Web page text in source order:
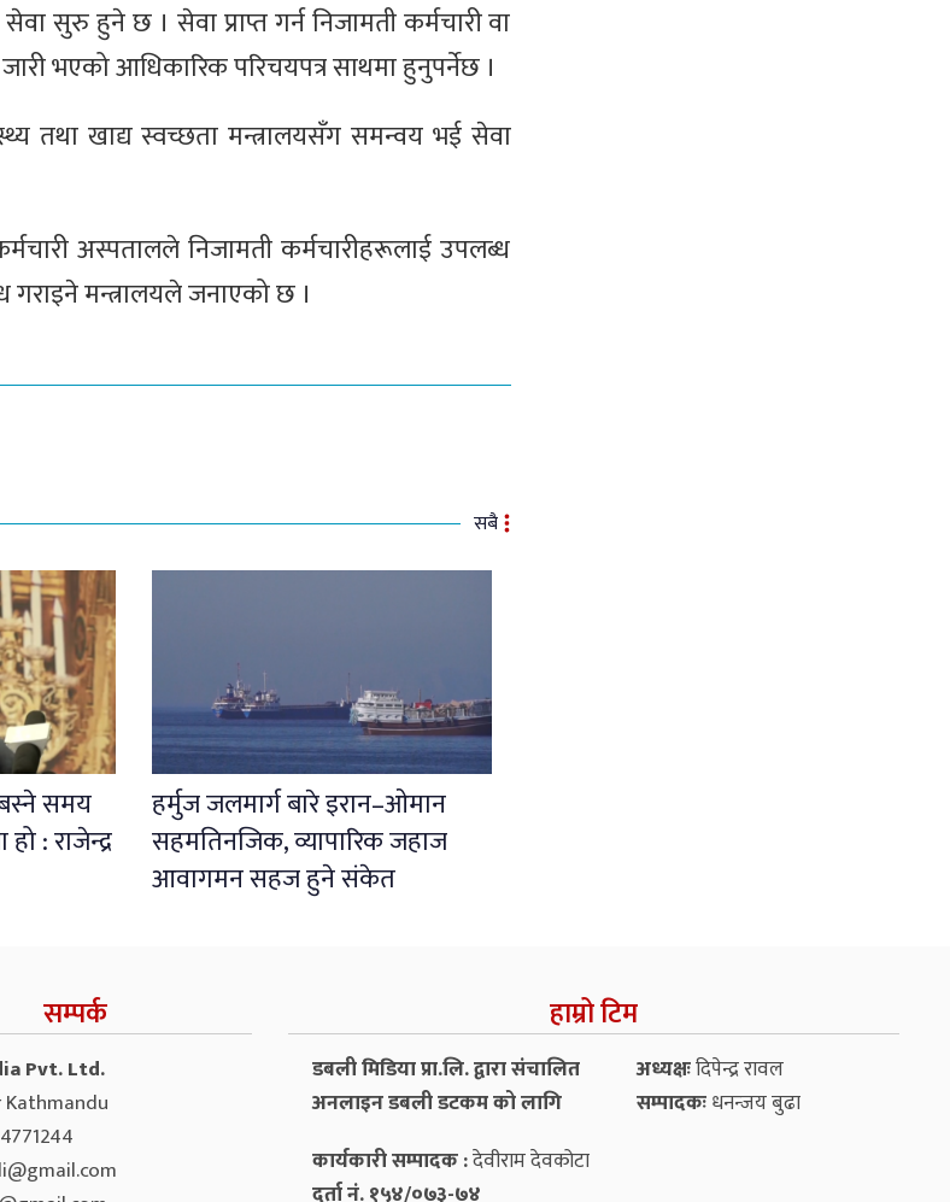
सुरु हुने छ । सेवा प्राप्त गर्न निजामती कर्मचारी वा
भएको आधिकारिक परिचयपत्र साथमा हुनुपर्नेछ ।
तथा खाद्य स्वच्छता मन्त्रालयसँग समन्वय भई सेवा
अस्पतालले निजामती कर्मचारीहरूलाई उपलब्ध
मन्त्रालयले जनाएको छ ।
सबै
समय
: राजेन्द्र
हर्मुज जलमार्ग बारे इरान–ओमान
सहमतिनजिक, व्यापारिक जहाज
आवागमन सहज हुने संकेत
सम्पर्क
Pvt. Ltd.
हाम्रो टिम
डबली मिडिया प्रा.लि. द्वारा संचालित
अनलाइन डबली डटकम को लागि
अध्यक्षःदिपेन्द्र रावल
सम्पादकःधनन्‍जय बुढा
कार्यकारी सम्पादक :देवीराम देवकोटा
दर्ता नं. १५४/०७३-७४